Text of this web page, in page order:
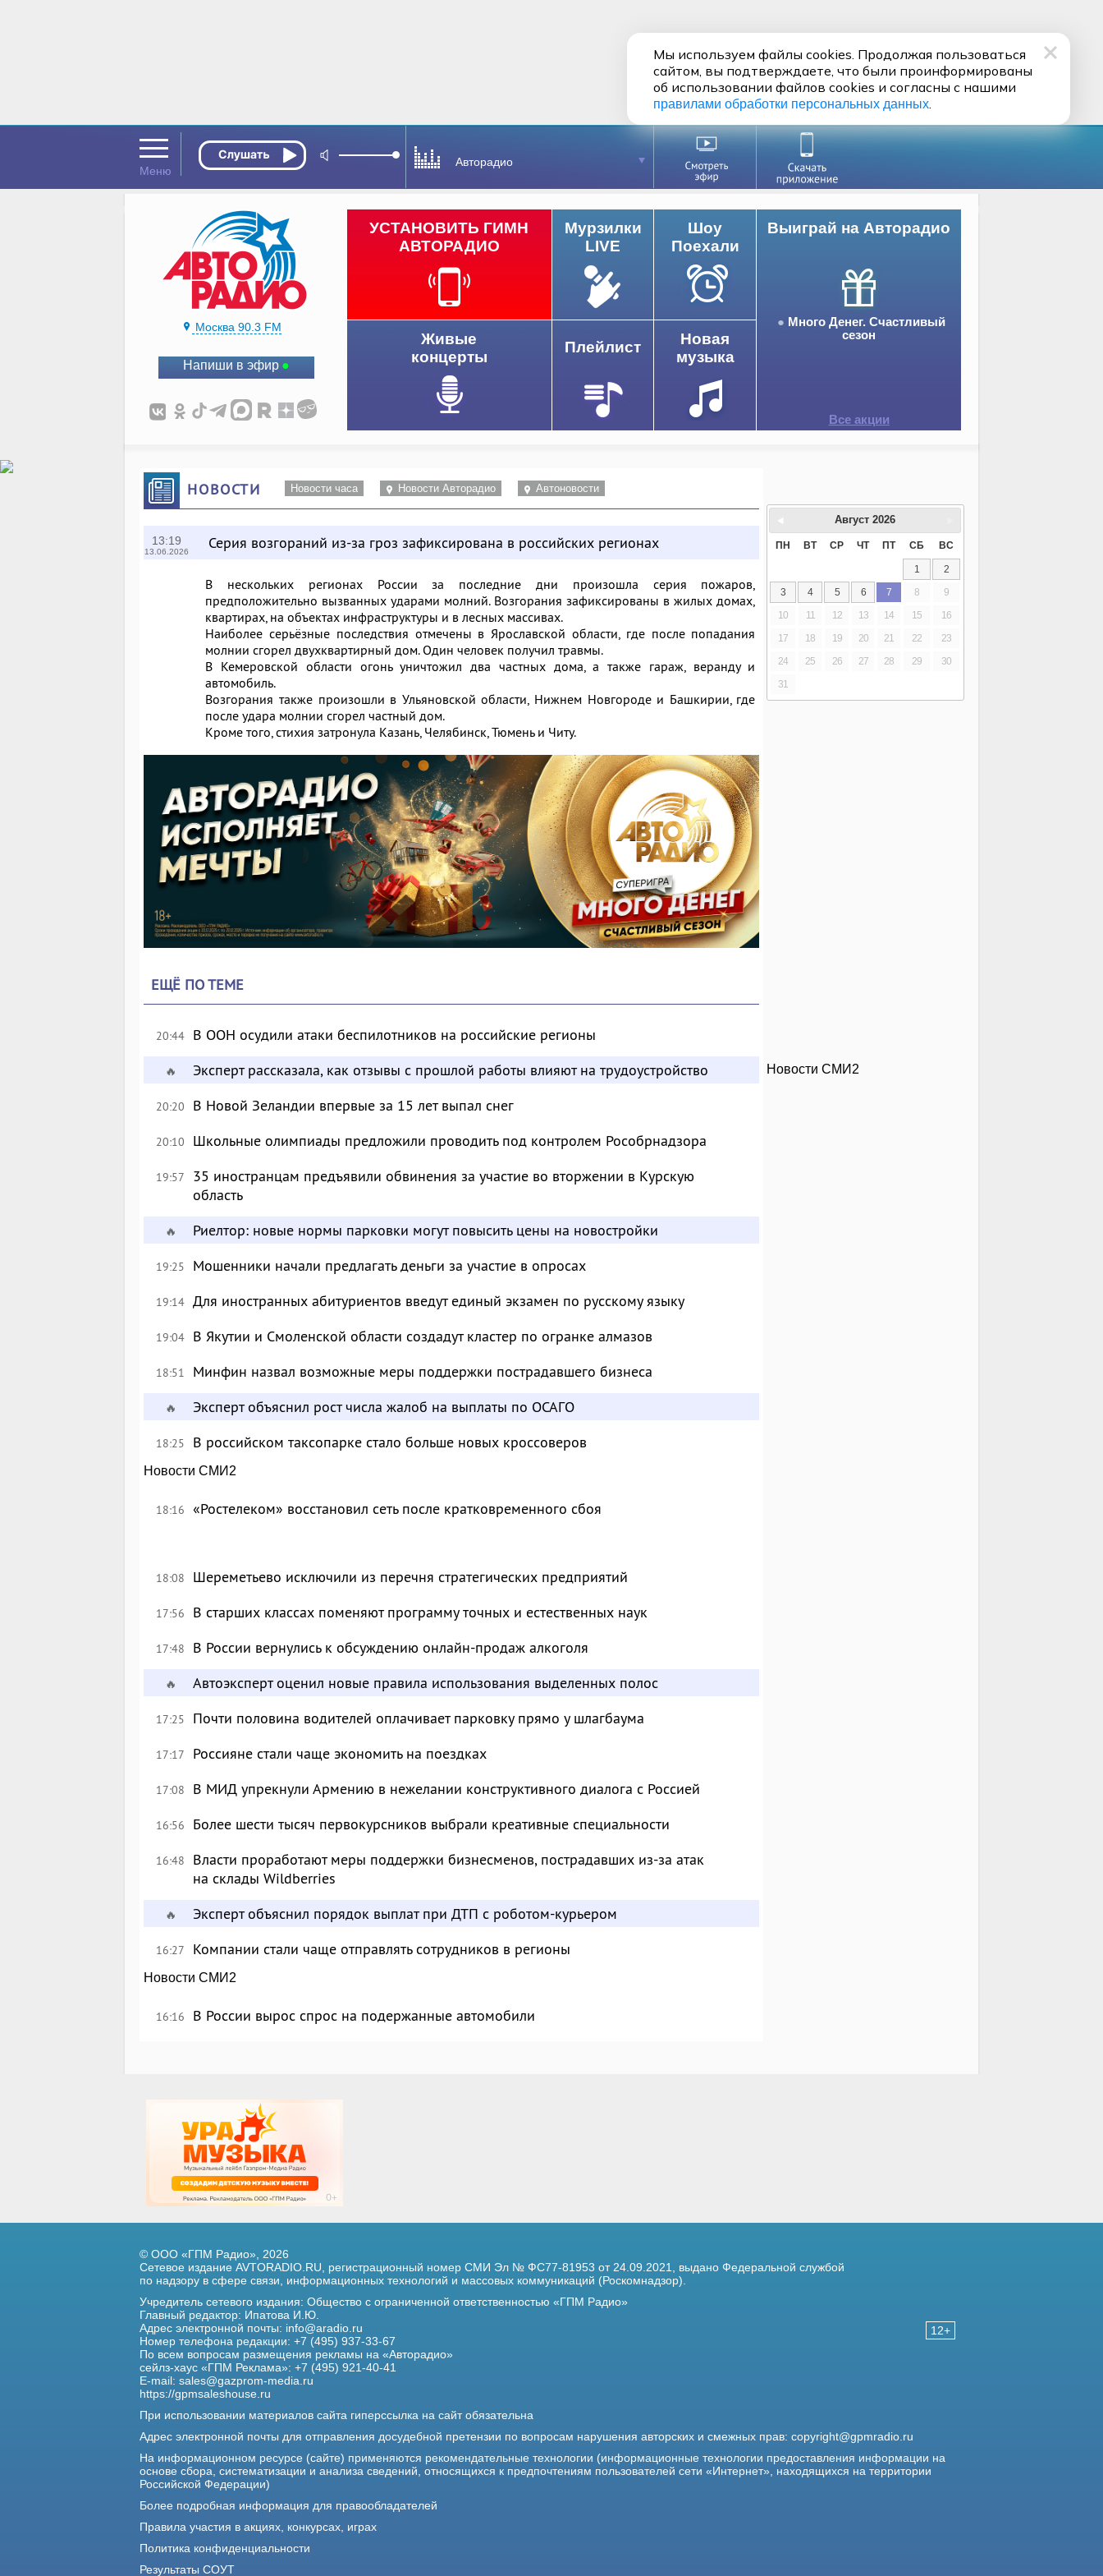
Авторадио
Москва 90.3 FM
Напиши в эфир
Выиграй на Авторадио
Много Денег. Счастливый
сезон
Все акции
УСТАНОВИТЬ ГИМН
АВТОРАДИО
Мурзилки
LIVE
Шоу
Поехали
Живые
концерты
Плейлист
Новая
музыка
НОВОСТИ Новости часа Новости Авторадио Автоновости
13:19
13.06.2026 Серия возгораний из-за гроз зафиксирована в российских регионах
В нескольких регионах России за последние дни произошла серия пожаров,
предположительно вызванных ударами молний. Возгорания зафиксированы в жилых домах,
квартирах, на объектах инфраструктуры и в лесных массивах.
Наиболее серьёзные последствия отмечены в Ярославской области, где после попадания
молнии сгорел двухквартирный дом. Один человек получил травмы.
В Кемеровской области огонь уничтожил два частных дома, а также гараж, веранду и
автомобиль.
Возгорания также произошли в Ульяновской области, Нижнем Новгороде и Башкирии, где
после удара молнии сгорел частный дом.
Кроме того, стихия затронула Казань, Челябинск, Тюмень и Читу.
ЕЩЁ ПО ТЕМЕ
20:44 В ООН осудили атаки беспилотников на российские регионы
🔥 Эксперт рассказала, как отзывы с прошлой работы влияют на трудоустройство
20:20 В Новой Зеландии впервые за 15 лет выпал снег
20:10 Школьные олимпиады предложили проводить под контролем Рособрнадзора
19:57
35 иностранцам предъявили обвинения за участие во вторжении в Курскую
область
🔥 Риелтор: новые нормы парковки могут повысить цены на новостройки
19:25 Мошенники начали предлагать деньги за участие в опросах
19:14 Для иностранных абитуриентов введут единый экзамен по русскому языку
19:04 В Якутии и Смоленской области создадут кластер по огранке алмазов
18:51 Минфин назвал возможные меры поддержки пострадавшего бизнеса
🔥 Эксперт объяснил рост числа жалоб на выплаты по ОСАГО
18:25 В российском таксопарке стало больше новых кроссоверов
Новости СМИ2
18:16 «Ростелеком» восстановил сеть после кратковременного сбоя
18:08 Шереметьево исключили из перечня стратегических предприятий
17:56 В старших классах поменяют программу точных и естественных наук
17:48 В России вернулись к обсуждению онлайн-продаж алкоголя
🔥 Автоэксперт оценил новые правила использования выделенных полос
17:25 Почти половина водителей оплачивает парковку прямо у шлагбаума
17:17 Россияне стали чаще экономить на поездках
17:08 В МИД упрекнули Армению в нежелании конструктивного диалога с Россией
16:56 Более шести тысяч первокурсников выбрали креативные специальности
16:48
Власти проработают меры поддержки бизнесменов, пострадавших из-за атак
на склады Wildberries
🔥 Эксперт объяснил порядок выплат при ДТП с роботом-курьером
16:27 Компании стали чаще отправлять сотрудников в регионы
Новости СМИ2
16:16 В России вырос спрос на подержанные автомобили
Август 2026
ПН ВТ СР ЧТ ПТ СБ ВС
1
2
3
4 5 6 7 8
9
10
11 12 13 14 15
16
17
18 19 20 21 22
23
24
25 26 27 28 29
30
31
Новости СМИ2
12+
© ООО «ГПМ Радио», 2026
Сетевое издание AVTORADIO.RU, регистрационный номер СМИ Эл № ФС77-81953 от 24.09.2021, выдано Федеральной службой
по надзору в сфере связи, информационных технологий и массовых коммуникаций (Роскомнадзор).
Учредитель сетевого издания: Общество с ограниченной ответственностью «ГПМ Радио»
Главный редактор: Ипатова И.Ю.
Адрес электронной почты: info@aradio.ru
Номер телефона редакции: +7 (495) 937-33-67
По всем вопросам размещения рекламы на «Авторадио»
сейлз-хаус «ГПМ Реклама»: +7 (495) 921-40-41
E-mail: sales@gazprom-media.ru
https://gpmsaleshouse.ru
При использовании материалов сайта гиперссылка на сайт обязательна
Адрес электронной почты для отправления досудебной претензии по вопросам нарушения авторских и смежных прав: copyright@gpmradio.ru
На информационном ресурсе (сайте) применяются рекомендательные технологии (информационные технологии предоставления информации на
основе сбора, систематизации и анализа сведений, относящихся к предпочтениям пользователей сети «Интернет», находящихся на территории
Российской Федерации)
Более подробная информация для правообладателей
Правила участия в акциях, конкурсах, играх
Политика конфиденциальности
Результаты СОУТ
Мы используем файлы cookies. Продолжая пользоваться
сайтом, вы подтверждаете, что были проинформированы
об использовании файлов cookies и согласны с нашими
правилами обработки персональных данных.